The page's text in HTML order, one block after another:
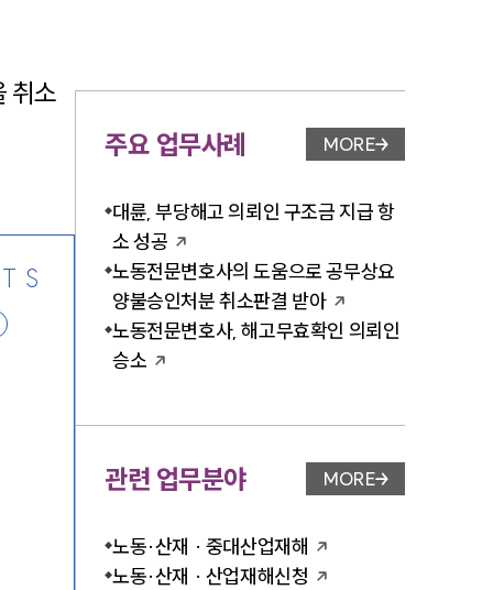
상담접수
취소
주요 업무사례 업무사례 페이지 이
MORE
대륜, 부당해고 의뢰인 구조금 지급 항
소 성공
노동전문변호사의 도움으로 공무상요
양불승인처분 취소판결 받아
노동전문변호사, 해고무효확인 의뢰인
승소
관련 업무분야 업무분야 페이지 이
MORE
노동·산재 · 중대산업재해
노동·산재 · 산업재해신청